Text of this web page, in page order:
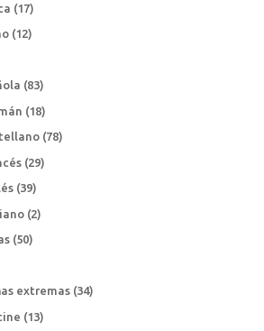
(17)
(12)
(83)
(18)
(78)
(29)
(39)
(2)
(50)
extremas(34)
(13)